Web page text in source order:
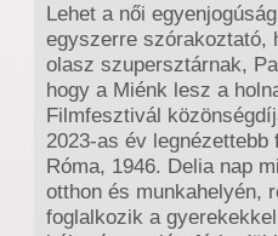
Lehet a női
egyszerre szórakoztató,
olasz szupersztárnak,
hogy a Miénk lesz a
Filmfesztivál
2023-as év
Róma, 1946. Delia nap
otthon és munkahelyén,
foglalkozik a